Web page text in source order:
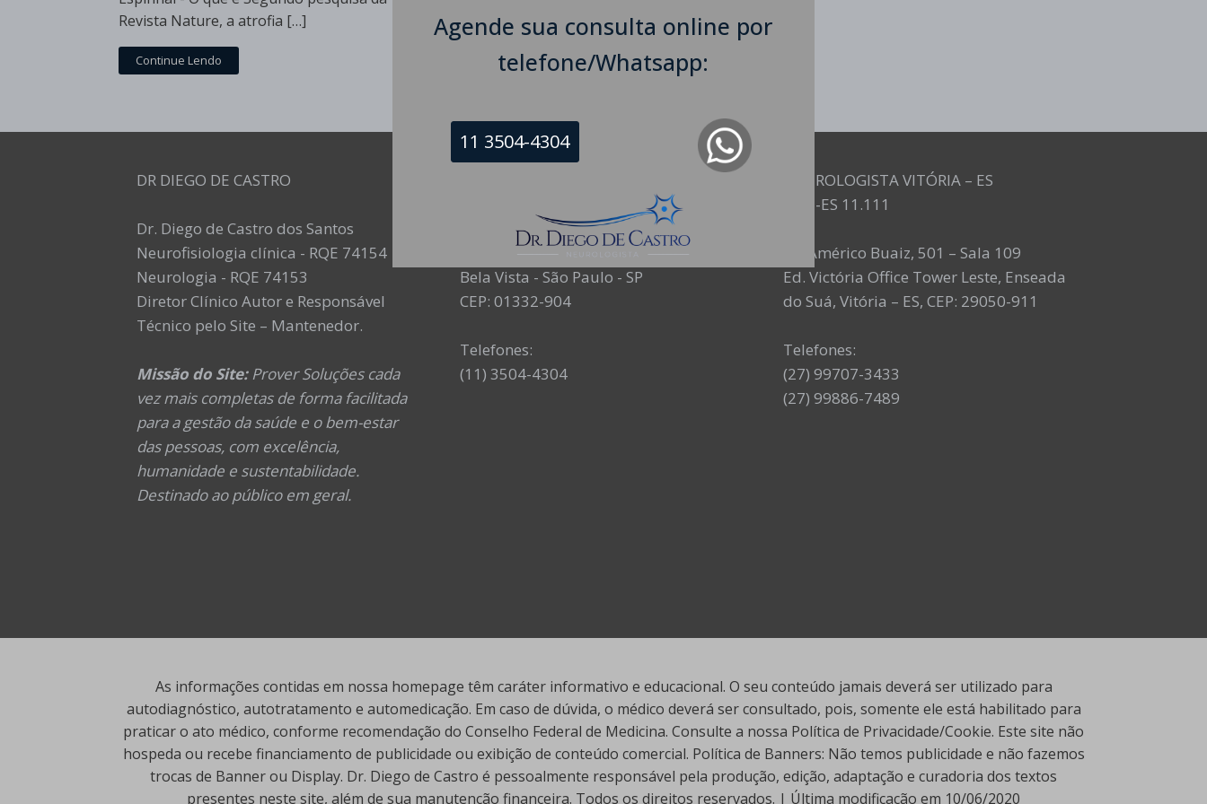
Agende sua consulta online por
telefone/Whatsapp:
11 3504-4304
Revista Nature, a atrofia […]
Continue Lendo
DR DIEGO DE CASTRO
Dr. Diego de Castro dos Santos
Neurofisiologia clínica - RQE 74154
Neurologia - RQE 74153
Diretor Clínico Autor e Responsável
Técnico pelo Site – Mantenedor.
Missão do Site:Prover Soluções cada
vez mais completas de forma facilitada
para a gestão da saúde e o bem-estar
das pessoas, com excelência,
humanidade e sustentabilidade.
Destinado ao público em geral.
R. Itapeva, 518 - sala 1301
Bela Vista - São Paulo - SP
CEP: 01332-904
Telefones:
(11) 3504-4304
NEUROLOGISTA VITÓRIA – ES
CRM-ES 11.111
Av. Américo Buaiz, 501 – Sala 109
Ed. Victória Office Tower Leste, Enseada
do Suá, Vitória – ES, CEP: 29050-911
Telefones:
(27) 99707-3433
(27) 99886-7489
As informações contidas em nossa homepage têm caráter informativo e educacional. O seu conteúdo jamais deverá ser utilizado para
autodiagnóstico, autotratamento e automedicação. Em caso de dúvida, o médico deverá ser consultado, pois, somente ele está habilitado para
praticar o ato médico, conforme recomendação do Conselho Federal de Medicina. Consulte a nossa Política de Privacidade/Cookie. Este site não
hospeda ou recebe financiamento de publicidade ou exibição de conteúdo comercial. Política de Banners: Não temos publicidade e não fazemos
trocas de Banner ou Display. Dr. Diego de Castro é pessoalmente responsável pela produção, edição, adaptação e curadoria dos textos
presentes neste site, além de sua manutenção financeira. Todos os direitos reservados. | Última modificação em 10/06/2020